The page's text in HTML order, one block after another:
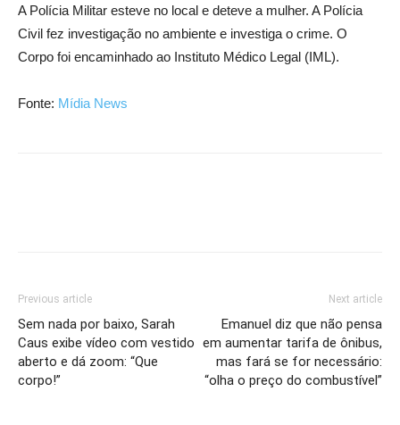
A Polícia Militar esteve no local e deteve a mulher. A Polícia
Civil fez investigação no ambiente e investiga o crime. O
Corpo foi encaminhado ao Instituto Médico Legal (IML).
Fonte: Mídia News
Previous article
Sem nada por baixo, Sarah
Caus exibe vídeo com vestido
aberto e dá zoom: “Que
corpo!”
Next article
Emanuel diz que não pensa
em aumentar tarifa de ônibus,
mas fará se for necessário:
“olha o preço do combustível”